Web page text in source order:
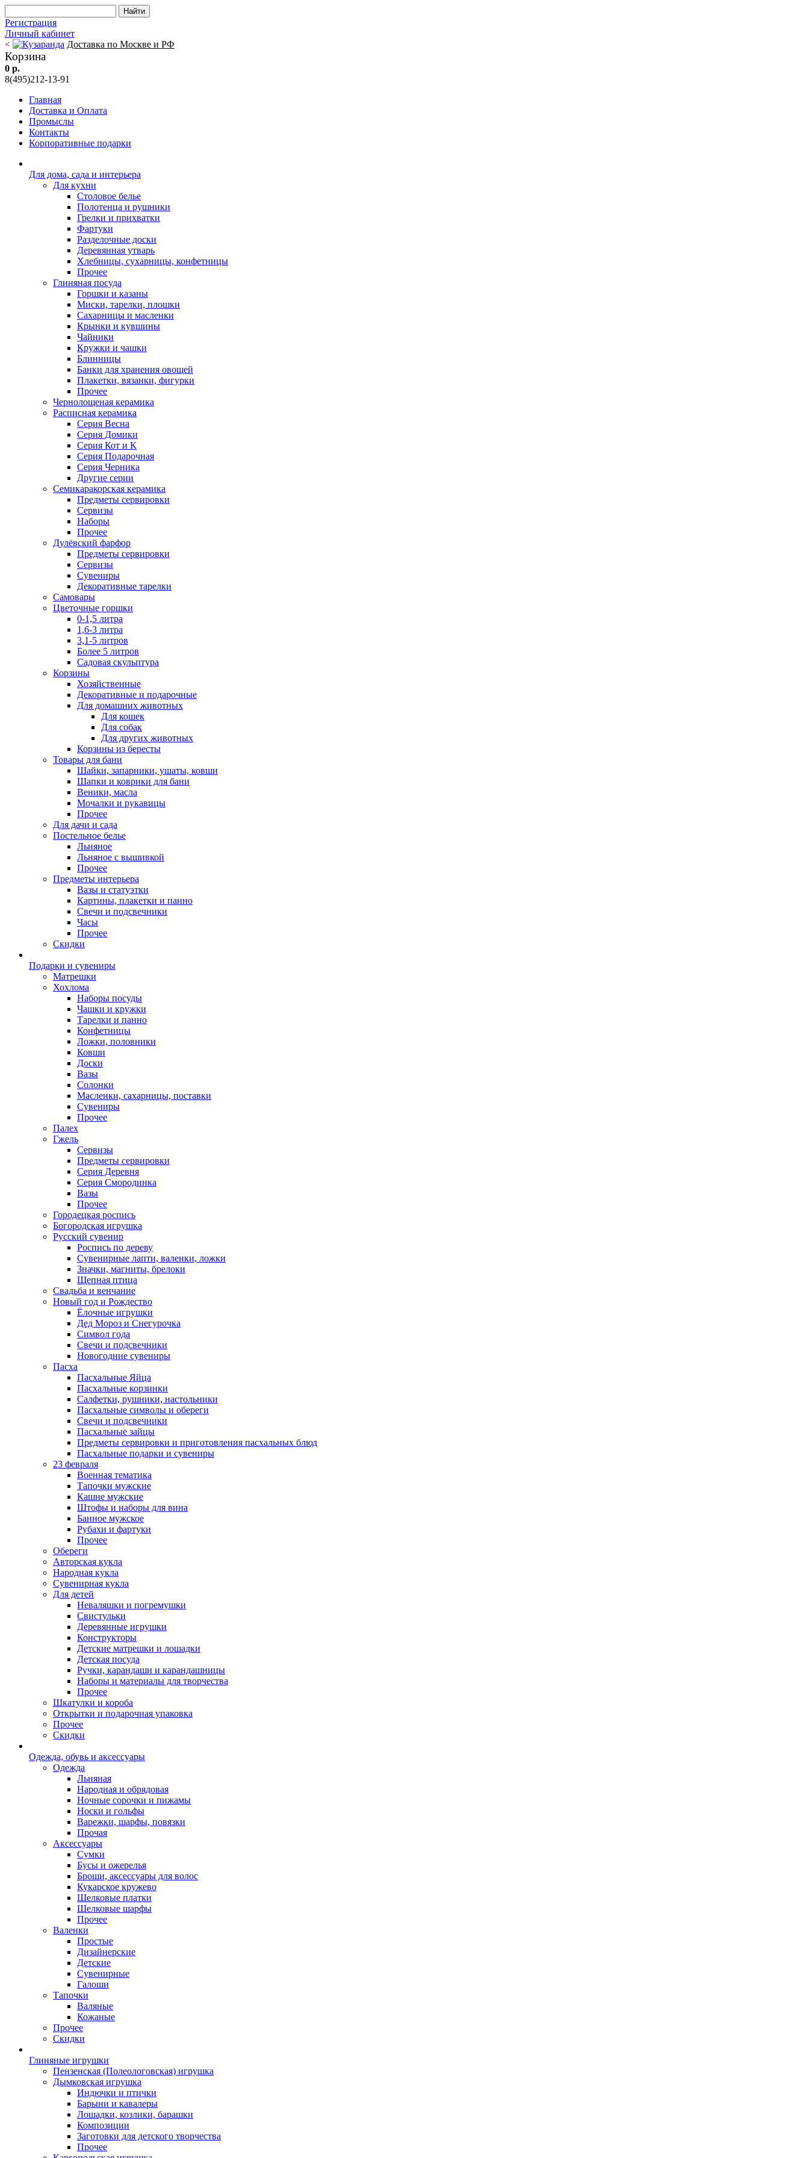
Регистрация
Личный кабинет
<
Доставка по Москве и РФ
Корзина
0 р.
8(495)212-13-91
Главная
Доставка и Оплата
Промыслы
Контакты
Корпоративные подарки
Для дома, сада и интерьера
Для кухни
Столовое белье
Полотенца и рушники
Грелки и прихватки
Фартуки
Разделочные доски
Деревянная утварь
Хлебницы, сухарницы, конфетницы
Прочее
Глиняная посуда
Горшки и казаны
Миски, тарелки, плошки
Сахарницы и масленки
Крынки и кувшины
Чайники
Кружки и чашки
Блинницы
Банки для хранения овощей
Плакетки, вязанки, фигурки
Прочее
Чернолощеная керамика
Расписная керамика
Серия Весна
Серия Домики
Серия Кот и К
Серия Подарочная
Серия Черника
Другие серии
Семикаракорская керамика
Предметы сервировки
Сервизы
Наборы
Прочее
Дулёвский фарфор
Предметы сервировки
Сервизы
Сувениры
Декоративные тарелки
Самовары
Цветочные горшки
0-1,5 литра
1,6-3 литра
3,1-5 литров
Более 5 литров
Садовая скульптура
Корзины
Хозяйственные
Декоративные и подарочные
Для домашних животных
Для кошек
Для собак
Для других животных
Корзины из бересты
Товары для бани
Шайки, запарники, ушаты, ковши
Шапки и коврики для бани
Веники, масла
Мочалки и рукавицы
Прочее
Для дачи и сада
Постельное белье
Льняное
Льняное с вышивкой
Прочее
Предметы интерьера
Вазы и статуэтки
Картины, плакетки и панно
Свечи и подсвечники
Часы
Прочее
Скидки
Подарки и сувениры
Матрешки
Хохлома
Наборы посуды
Чашки и кружки
Тарелки и панно
Конфетницы
Ложки, половники
Ковши
Доски
Вазы
Солонки
Масленки, сахарницы, поставки
Сувениры
Прочее
Палех
Гжель
Сервизы
Предметы сервировки
Серия Деревня
Серия Смородинка
Вазы
Прочее
Городецкая роспись
Богородская игрушка
Русский сувенир
Роспись по дереву
Сувенирные лапти, валенки, ложки
Значки, магниты, брелоки
Щепная птица
Свадьба и венчание
Новый год и Рождество
Ёлочные игрушки
Дед Мороз и Снегурочка
Символ года
Свечи и подсвечники
Новогодние сувениры
Пасха
Пасхальные Яйца
Пасхальные корзинки
Салфетки, рушники, настольники
Пасхальные символы и обереги
Свечи и подсвечники
Пасхальные зайцы
Предметы сервировки и приготовления пасхальных блюд
Пасхальные подарки и сувениры
23 февраля
Военная тематика
Тапочки мужские
Кашне мужские
Штофы и наборы для вина
Банное мужское
Рубахи и фартуки
Прочее
Обереги
Авторская кукла
Народная кукла
Сувенирная кукла
Для детей
Неваляшки и погремушки
Свистульки
Деревянные игрушки
Конструкторы
Детские матрешки и лошадки
Детская посуда
Ручки, карандаши и карандашницы
Наборы и материалы для творчества
Прочее
Шкатулки и короба
Открытки и подарочная упаковка
Прочее
Скидки
Одежда, обувь и аксессуары
Одежда
Льняная
Народная и обрядовая
Ночные сорочки и пижамы
Носки и гольфы
Варежки, шарфы, повязки
Прочая
Аксессуары
Сумки
Бусы и ожерелья
Броши, аксессуары для волос
Кукарское кружево
Шелковые платки
Шелковые шарфы
Прочее
Валенки
Простые
Дизайнерские
Детские
Сувенирные
Галоши
Тапочки
Валяные
Кожаные
Прочее
Скидки
Глиняные игрушки
Пензенская (Полеологовская) игрушка
Дымковская игрушка
Индючки и птички
Барыни и кавалеры
Лошадки, козлики, барашки
Композиции
Заготовки для детского творчества
Прочее